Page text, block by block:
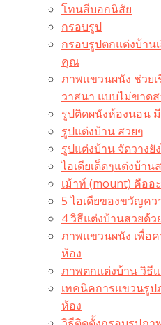
โทนสีบอกนิสัย
กรอบรูป
กรอบรูปตกแต่งบ้าน
คุณ
ภาพแขวนผนัง ช่วย
วาสนา แบบไม่ขาดส
รูปติดผนังห้องนอน
รูปแต่งบ้าน สวยๆ
รูปแต่งบ้าน จัดวาง
ไอเดียเด็ดๆแต่งบ้า
เม้าท์ (mount) คืออ
5 ไอเดียของขวัญค
4 วิธีแต่งบ้านสวยด้ว
ภาพแขวนผนัง เพื่อ
ห้อง
ภาพตกแต่งบ้าน วิธี
เทคนิคการแขวนรูป
ห้อง